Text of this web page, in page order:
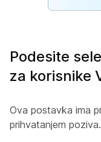
Podesite
za korisnike
Ova postavka ima
prihvatanjem poziva.